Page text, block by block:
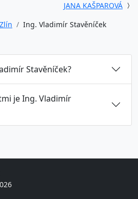
JANA KAŠPAROVÁ
Zlín Ing. Vladimír Stavěníček
Stavěníček?
je Ing. Vladimír